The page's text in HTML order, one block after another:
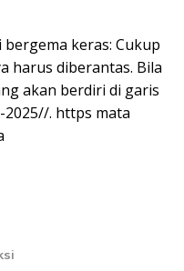
keras: Cukup
harus diberantas. Bila
akan berdiri di garis
2025//. https mata